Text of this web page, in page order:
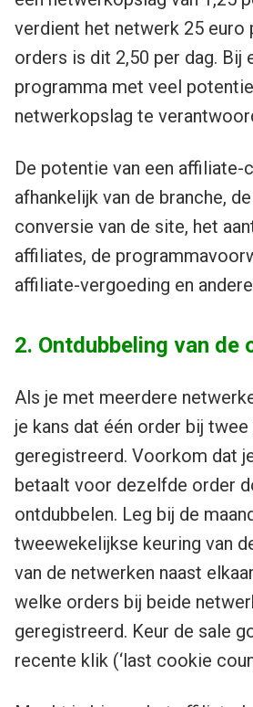
verdient het netwerk 25 euro
orders is dit 2,50 per dag. Bij
programma met veel
netwerkopslag te
De potentie van een affiliate-
afhankelijk van de branche,
conversie van de site, het
affiliates, de
affiliate-vergoeding en
2. Ontdubbeling van de
Als je met meerdere
je kans dat één order bij
geregistreerd. Voorkom dat
betaalt voor dezelfde order
ontdubbelen. Leg bij de
tweewekelijkse keuring van
van de netwerken naast
welke orders bij beide
geregistreerd. Keur de sale
recente klik (‘last cookie